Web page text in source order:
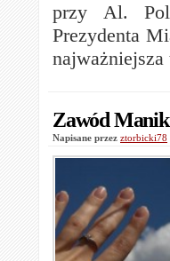
przy Al.
Prezydenta
Zawód
Napisane przez ztorbicki78